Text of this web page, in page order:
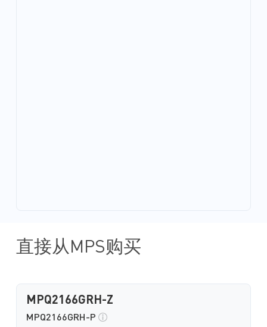
直接从MPS购买
MPQ2166GRH-Z
MPQ2166GRH-P